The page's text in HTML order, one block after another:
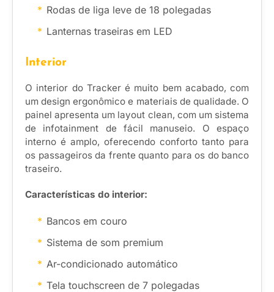
Rodas de liga leve de 18 polegadas
Lanternas traseiras em LED
Interior
O interior do Tracker é muito bem acabado, com
um design ergonômico e materiais de qualidade. O
painel apresenta um layout clean, com um sistema
de infotainment de fácil manuseio. O espaço
interno é amplo, oferecendo conforto tanto para
os passageiros da frente quanto para os do banco
traseiro.
Características do interior:
Bancos em couro
Sistema de som premium
Ar-condicionado automático
Tela touchscreen de 7 polegadas